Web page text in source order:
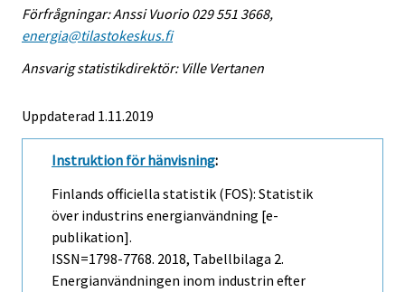
Förfrågningar: Anssi Vuorio 029 551 3668,
energia@tilastokeskus.fi
Ansvarig statistikdirektör: Ville Vertanen
Uppdaterad 1.11.2019
Instruktion för hänvisning:
Finlands officiella statistik (FOS): Statistik
över industrins energianvändning [e-
publikation].
ISSN=1798-7768. 2018, Tabellbilaga 2.
Energianvändningen inom industrin efter